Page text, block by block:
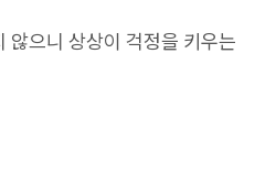
않으니 상상이 걱정을 키우는